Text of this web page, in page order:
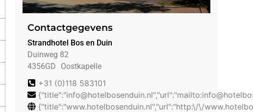
Contactgegevens
Strandhotel Bos en Duin
Duinweg 82
4356GD
Oostkapelle
+31 (0)118 583101
{"title":"www.hotelbosenduin.nl","url":"http:\/\/